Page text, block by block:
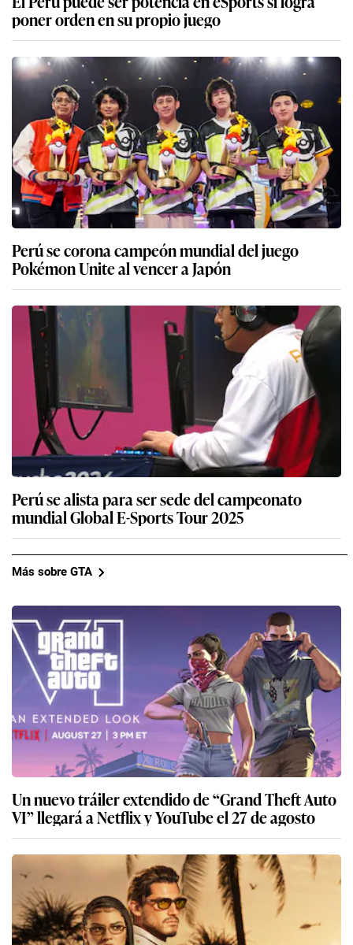
poner orden en su propio juego
Perú se corona campeón mundial del juego
Pokémon Unite al vencer a Japón
Perú se alista para ser sede del campeonato
mundial Global E-Sports Tour 2025
Más sobre GTA
Un nuevo tráiler extendido de “Grand Theft Auto
VI” llegará a Netflix y YouTube el 27 de agosto